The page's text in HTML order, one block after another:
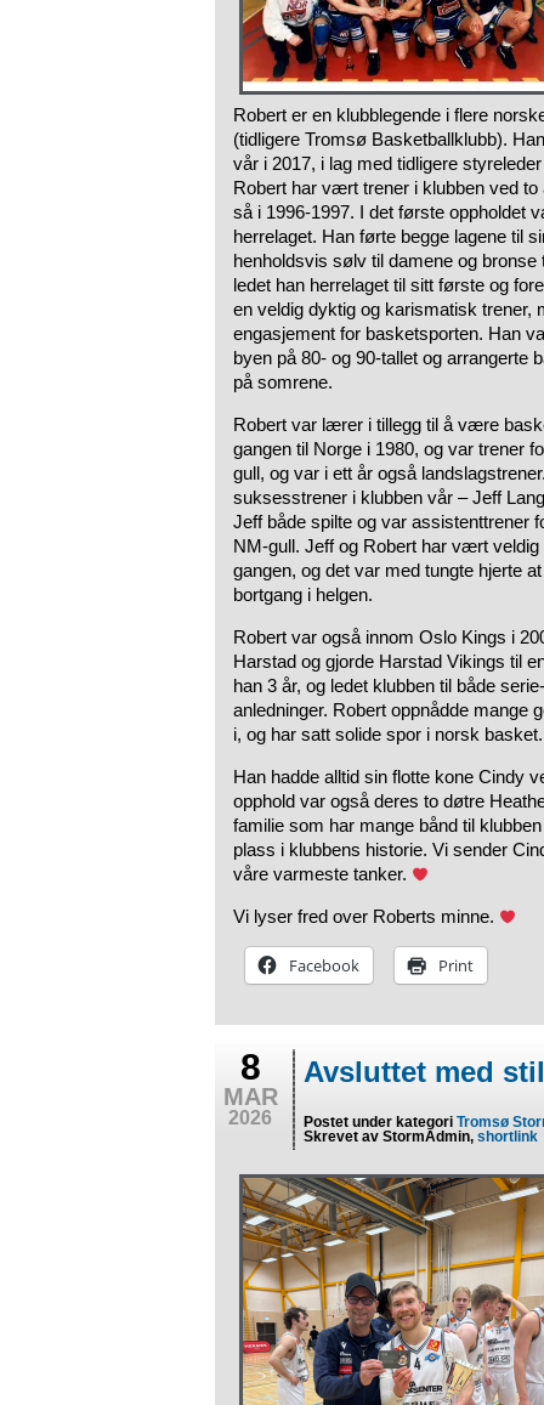
Robert er en klubblegende i flere
(tidligere Tromsø Basketballklubb).
vår i 2017, i lag med tidligere
Robert har vært trener i klubben ved to
så i 1996-1997. I det første oppholdet
herrelaget. Han førte begge lagene til
henholdsvis sølv til damene og bronse
ledet han herrelaget til sitt første og
en veldig dyktig og karismatisk trener,
engasjement for basketsporten. Han
byen på 80- og 90-tallet og arrangerte
på somrene.
Robert var lærer i tillegg til å være
gangen til Norge i 1980, og var trener
gull, og var i ett år også
suksesstrener i klubben vår – Jeff
Jeff både spilte og var assistenttrener
NM-gull. Jeff og Robert har vært
gangen, og det var med tungte hjerte
bortgang i helgen.
Robert var også innom Oslo Kings i
Harstad og gjorde Harstad Vikings til
han 3 år, og ledet klubben til både
anledninger. Robert oppnådde mange
i, og har satt solide spor i norsk basket.
Han hadde alltid sin flotte kone Cindy
opphold var også deres to døtre
familie som har mange bånd til
plass i klubbens historie. Vi sender
våre varmeste tanker.
Vi lyser fred over Roberts minne.
Facebook Print
8
MAR
2026
Avsluttet med
Postet under kategoriTromsø
Skrevet av StormAdmin,shortlink